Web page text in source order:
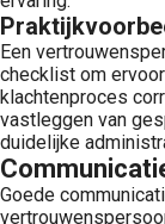
Een
checklist om
klachtenproces
vastleggen van
duidelijke
Goede